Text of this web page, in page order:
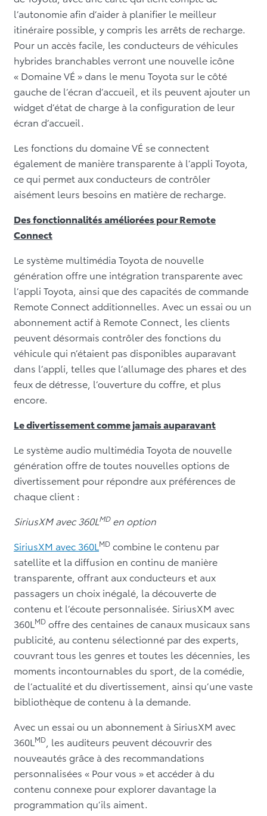
l’autonomie afin d’aider à planifier le meilleur
itinéraire possible, y compris les arrêts de recharge.
Pour un accès facile, les conducteurs de véhicules
hybrides branchables verront une nouvelle icône
« Domaine VÉ » dans le menu Toyota sur le côté
gauche de l’écran d’accueil, et ils peuvent ajouter un
widget d’état de charge à la configuration de leur
écran d’accueil.
Les fonctions du domaine VÉ se connectent
également de manière transparente à l’appli Toyota,
ce qui permet aux conducteurs de contrôler
aisément leurs besoins en matière de recharge.
Des fonctionnalités améliorées pour Remote
Connect
Le système multimédia Toyota de nouvelle
génération offre une intégration transparente avec
l’appli Toyota, ainsi que des capacités de commande
Remote Connect additionnelles. Avec un essai ou un
abonnement actif à Remote Connect, les clients
peuvent désormais contrôler des fonctions du
véhicule qui n’étaient pas disponibles auparavant
dans l’appli, telles que l’allumage des phares et des
feux de détresse, l’ouverture du coffre, et plus
encore.
Le divertissement comme jamais auparavant
Le système audio multimédia Toyota de nouvelle
génération offre de toutes nouvelles options de
divertissement pour répondre aux préférences de
chaque client :
SiriusXM avec 360LMDen option
SiriusXM avec 360LMD combine le contenu par
satellite et la diffusion en continu de manière
transparente, offrant aux conducteurs et aux
passagers un choix inégalé, la découverte de
contenu et l’écoute personnalisée. SiriusXM avec
360L MD offre des centaines de canaux musicaux sans
publicité, au contenu sélectionné par des experts,
couvrant tous les genres et toutes les décennies, les
moments incontournables du sport, de la comédie,
de l’actualité et du divertissement, ainsi qu’une vaste
bibliothèque de contenu à la demande.
Avec un essai ou un abonnement à SiriusXM avec
360L MD , les auditeurs peuvent découvrir des
nouveautés grâce à des recommandations
personnalisées « Pour vous » et accéder à du
contenu connexe pour explorer davantage la
programmation qu’ils aiment.